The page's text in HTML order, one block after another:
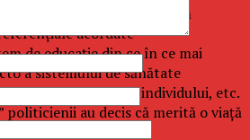
ale legilor. Oricând putem
acordate
de educație din ce în ce mai
a sistemului de sănătate
de siguranță a individului, etc.
politicienii au decis că merită o viață